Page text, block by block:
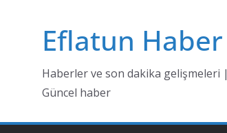
Eflatun Haber
Haberler ve son dakika gelişmeleri |
Güncel haber